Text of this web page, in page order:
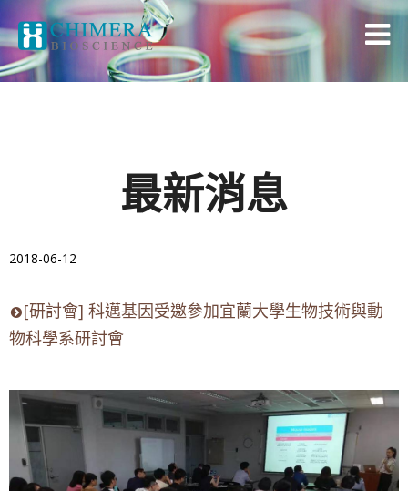
最新消息
2018-06-12
[研討會] 科邁基因受邀參加宜蘭大學生物技術與動
物科學系研討會